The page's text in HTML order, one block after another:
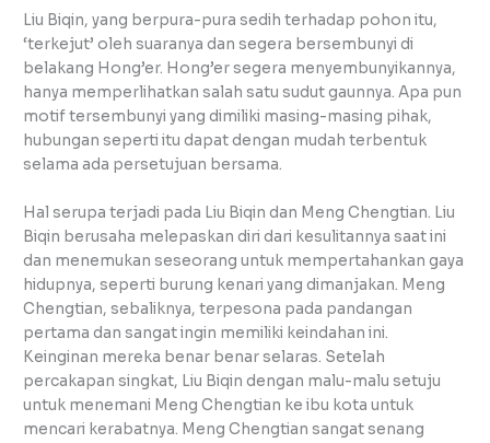
Liu Biqin, yang berpura-pura sedih terhadap pohon itu,
‘terkejut’ oleh suaranya dan segera bersembunyi di
belakang Hong’er. Hong’er segera menyembunyikannya,
hanya memperlihatkan salah satu sudut gaunnya. Apa pun
motif tersembunyi yang dimiliki masing-masing pihak,
hubungan seperti itu dapat dengan mudah terbentuk
selama ada persetujuan bersama.
Hal serupa terjadi pada Liu Biqin dan Meng Chengtian. Liu
Biqin berusaha melepaskan diri dari kesulitannya saat ini
dan menemukan seseorang untuk mempertahankan gaya
hidupnya, seperti burung kenari yang dimanjakan. Meng
Chengtian, sebaliknya, terpesona pada pandangan
pertama dan sangat ingin memiliki keindahan ini.
Keinginan mereka benar benar selaras. Setelah
percakapan singkat, Liu Biqin dengan malu-malu setuju
untuk menemani Meng Chengtian ke ibu kota untuk
mencari kerabatnya. Meng Chengtian sangat senang